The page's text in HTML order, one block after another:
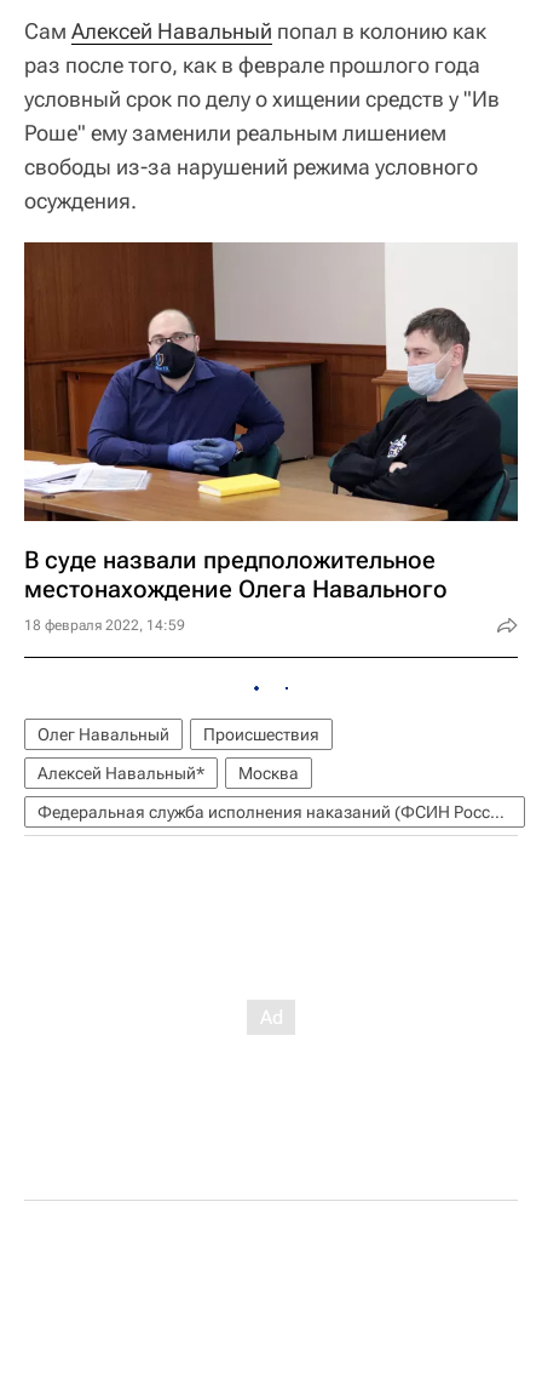
Сам Алексей Навальный попал в колонию как
раз после того, как в феврале прошлого года
условный срок по делу о хищении средств у "Ив
Роше" ему заменили реальным лишением
свободы из-за нарушений режима условного
осуждения.
В суде назвали предположительное
местонахождение Олега Навального
18 февраля 2022, 14:59
Олег Навальный
Происшествия
Алексей Навальный*
Москва
Федеральная служба исполнения наказаний (ФСИН России)